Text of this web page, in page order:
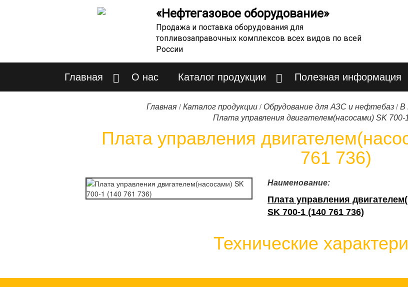
«Нефтегазовое оборудование»
Продажа и поставка оборудования для
топливозаправочных комплексов всех видов по всей
России
Главная О нас Каталог продукции Полезная информация
Главная / Каталог продукции / Обрудование для АЗС и нефтебаз / В
Плата управления двигателем(насосами) SK 700-
Плата управления
761 736)
Наименование:
Плата управления
SK 700-1 (140 761 736)
Технические